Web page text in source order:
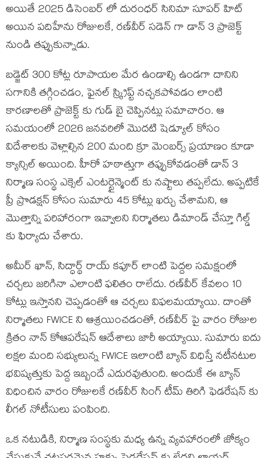
అయితే 2025 డిసెంబర్ లో దురంధర్ సినిమా సూపర్ హిట్
అయిన పదిహేను రోజులకే, రణ్‌వీర్ సడెన్ గా డాన్ 3 ప్రాజెక్ట్
నుండి తప్పుకున్నాడు.
బడ్జెట్ 300 కోట్ల రూపాయల మేర ఉండాల్సి ఉండగా దానిని
సగానికి తగ్గించడం, ఫైనల్ స్క్రిప్ట్ నచ్చకపోవడం లాంటి
కారణాలతో ప్రాజెక్ట్ కు గుడ్ బై చెప్పినట్లు సమాచారం. ఆ
సమయంలో 2026 జనవరిలో మొదటి షెడ్యూల్ కోసం
విదేశాలకు వెళ్లాల్సిన 200 మంది క్రూ మెంబర్స్ ప్రయాణం కూడా
క్యాన్సిల్ అయింది. హీరో హఠాత్తుగా తప్పుకోవడంతో డాన్ 3
నిర్మాణ సంస్థ ఎక్సెల్ ఎంటర్టైన్మెంట్ కు నష్టాలు తప్పలేదు. అప్పటికే
ప్రీ ప్రొడక్షన్ కోసం సుమారు 45 కోట్లు ఖర్చు చేశామని, ఆ
మొత్తాన్ని పరిహారంగా ఇవ్వాలని నిర్మాతలు డిమాండ్ చేస్తూ గిల్డ్
కు ఫిర్యాదు చేశారు.
అమీర్ ఖాన్, సిద్ధార్థ్ రాయ్ కపూర్ లాంటి పెద్దల సమక్షంలో
చర్చలు జరిగినా ఎలాంటి ఫలితం రాలేదు. రణ్‌వీర్ కేవలం 10
కోట్లు ఇస్తానని చెప్పడంతో ఆ చర్చలు విఫలమయ్యాయి. దాంతో
నిర్మాతలు FWICE ని ఆశ్రయించడంతో, రణ్‌వీర్ పై వారం రోజుల
క్రితం నాన్ కోఆపరేషన్ ఆదేశాలు జారీ అయ్యాయి. సుమారు ఐదు
లక్షల మంది సభ్యులున్న FWICE ఇలాంటి బ్యాన్ విధిస్తే నటీనటుల
భవిష్యత్తుకు పెద్ద ఇబ్బందే ఎదురవుతుంది. అందుకే ఈ బ్యాన్
విధించిన వారం రోజులకే రణ్‌వీర్ సింగ్ టీమ్ తిరిగి ఫెడరేషన్ కు
లీగల్ నోటీసులు పంపింది.
ఒక నటుడికి, నిర్మాణ సంస్థకు మధ్య ఉన్న వ్యవహారంలో జోక్యం